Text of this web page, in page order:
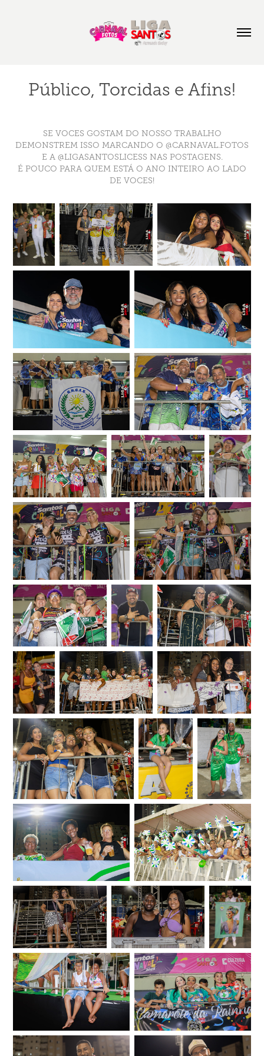
Público, Torcidas e Afins!
SE VOCES GOSTAM DO NOSSO TRABALHO
DEMONSTREM ISSO MARCANDO O @CARNAVAL.FOTOS
E A @LIGASANTOSLICESS NAS POSTAGENS.
É POUCO PARA QUEM ESTÁ O ANO INTEIRO AO LADO
DE VOCES!